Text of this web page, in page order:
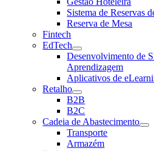
Sistema de Reservas
Reserva de Mesa
Fintech
EdTech
Desenvolvimento de
Aprendizagem
Aplicativos de
Retalho
B2B
B2C
Cadeia de Abastecimento
Transporte
Armazém